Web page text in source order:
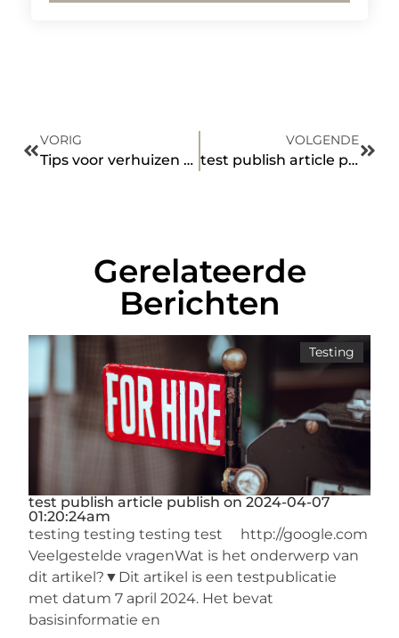
VORIG
Tips voor verhuizen naar Leiden
VOLGENDE
test publish article publish on 2024-04-07 01:20:24am
Gerelateerde
Berichten
Testing
test publish article publish on 2024-04-07
01:20:24am
testing testing testing test http://google.com
Veelgestelde vragenWat is het onderwerp van
dit artikel?▼Dit artikel is een testpublicatie
met datum 7 april 2024. Het bevat
basisinformatie en